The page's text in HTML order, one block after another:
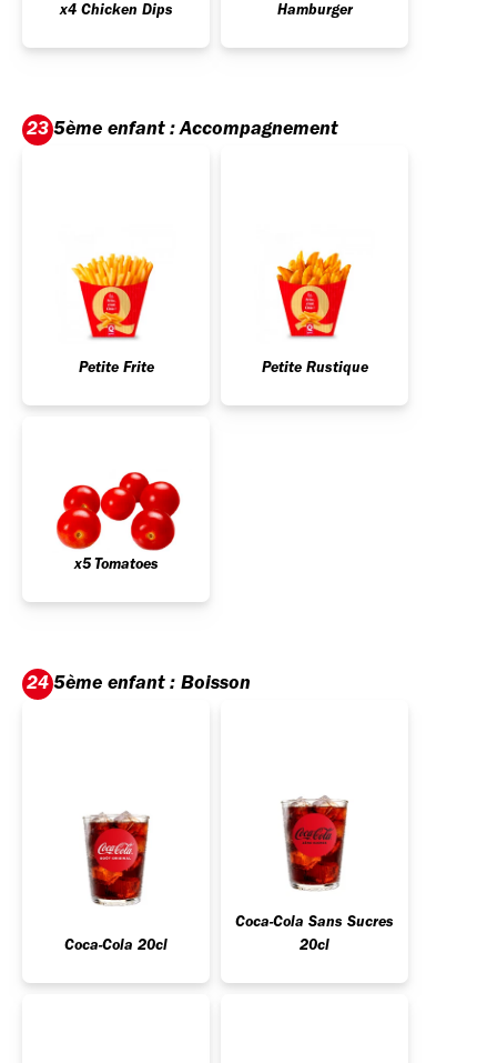
x4 Chicken Dips Hamburger
23 5ème enfant : Accompagnement
Petite Frite Petite Rustique
x5 Tomatoes
24 5ème enfant : Boisson
Coca-Cola 20cl
Coca-Cola Sans Sucres
20cl